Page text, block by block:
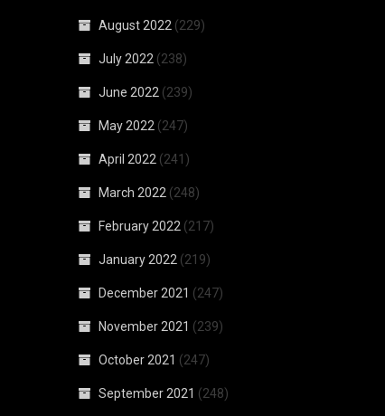
August 2022 (229)
July 2022 (238)
June 2022 (239)
May 2022 (247)
April 2022 (241)
March 2022 (248)
February 2022 (217)
January 2022 (219)
December 2021 (247)
November 2021 (239)
October 2021 (247)
September 2021 (248)